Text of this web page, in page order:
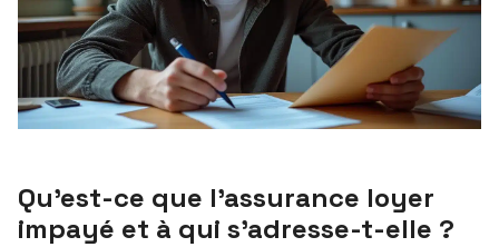
Qu’est-ce que l’assurance loyer
impayé et à qui s’adresse-t-elle ?